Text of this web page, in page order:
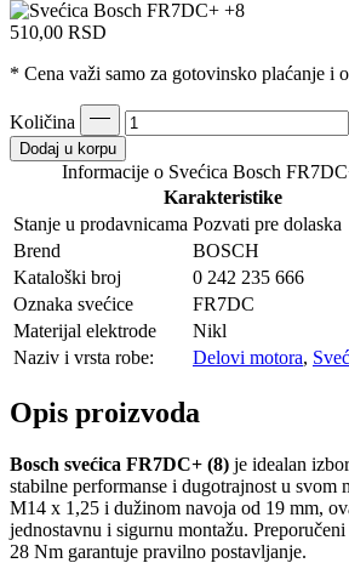
510,00 RSD
* Cena važi samo za gotovinsko plaćanje i
Količina
Dodaj u korpu
Informacije o Svećica Bosch
Karakteristike
Stanje u prodavnicama Pozvati pre dolaska
Brend
BOSCH
Kataloški broj
0 242 235 666
Oznaka svećice
FR7DC
Materijal elektrode
Nikl
Naziv i vrsta robe:
Delovi motora,
Opis proizvoda
Bosch svećica FR7DC+ (8) je idealan
stabilne performanse i dugotrajnost u svom
M14 x 1,25 i dužinom navoja od 19 mm,
jednostavnu i sigurnu montažu.
28 Nm garantuje pravilno postavljanje.